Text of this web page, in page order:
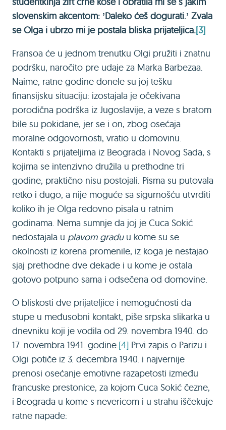
slovenskim akcentom: ʼDaleko ćeš dogurati.ʼ Zvala
se Olga i ubrzo mi je postala bliska prijateljica.[3]
Fransoa će u jednom trenutku Olgi pružiti i znatnu
podršku, naročito pre udaje za Marka Barbezaa.
Naime, ratne godine donele su joj tešku
finansijsku situaciju: izostajala je očekivana
porodična podrška iz Jugoslavije, a veze s bratom
bile su pokidane, jer se i on, zbog osećaja
moralne odgovornosti, vratio u domovinu.
Кontakti s prijateljima iz Beograda i Novog Sada, s
kojima se intenzivno družila u prethodne tri
godine, praktično nisu postojali. Pisma su putovala
retko i dugo, a nije moguće sa sigurnošću utvrditi
koliko ih je Olga redovno pisala u ratnim
godinama. Nema sumnje da joj je Cuca Sokić
nedostajala u plavom graduu kome su se
okolnosti iz korena promenile, iz koga je nestajao
sjaj prethodne dve dekade i u kome je ostala
gotovo potpuno sama i odsečena od domovine.
O bliskosti dve prijateljice i nemogućnosti da
stupe u međusobni kontakt, piše srpska slikarka u
dnevniku koji je vodila od 29. novembra 1940. do
17. novembra 1941. godine.[4] Prvi zapis o Parizu i
Olgi potiče iz 3. decembra 1940. i najvernije
prenosi osećanje emotivne razapetosti između
francuske prestonice, za kojom Cuca Sokić čezne,
i Beograda u kome s nevericom i u strahu iščekuje
ratne napade: